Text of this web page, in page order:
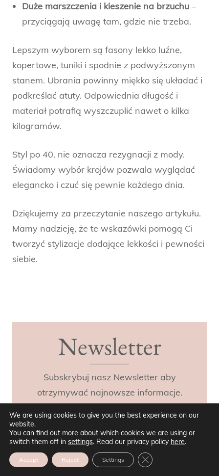
Duże marszczenia i kieszenie na brzuchu –
przyciągają uwagę tam, gdzie nie trzeba.
Lepszym wyborem są fasony lekko luźne,
kopertowe, tuniki i spodnie z podwyższonym
stanem. Ubrania powinny miękko się układać i
podkreślać atuty. Odpowiednia długość i
materiał potrafią wyszczuplić nawet o kilka
kilogramów.
Styl po 40. nie oznacza rezygnacji z mody.
Świadomy wybór krojów pozwala wyglądać
elegancko i czuć się pewnie każdego dnia.
Dziękujemy za przeczytanie naszego artykułu.
Mamy nadzieję, że te wskazówki pomogą Ci
tworzyć stylizacje dodające lekkości i pewności
siebie.
Navigation
Newsletter
Subskrybuj nasz Newsletter aby
otrzymywać najnowsze informacje.
We are using cookies to give you the best experience on our
website.
You can find out more about which cookies we are using or
switch them off in settings. Read our privacy policy here.
Accept Reject Settings ZAMKNIJ PANEL